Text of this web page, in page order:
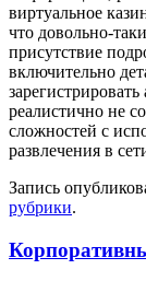
виртуальное
что довольно-
присутствие
включительно
реалистично не
сложностей с
развлечения в
Запись
рубрики.